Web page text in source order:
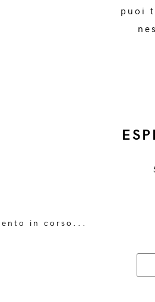
puoi
in corso...